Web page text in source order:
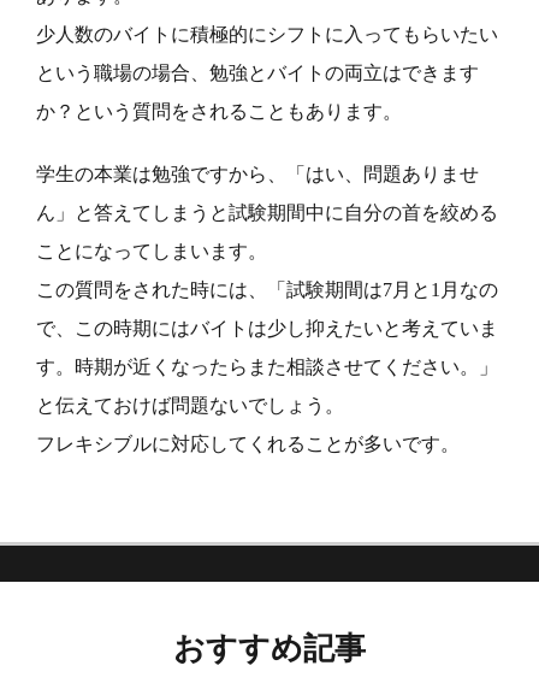
少人数のバイトに積極的にシフトに入ってもらいたい
という職場の場合、勉強とバイトの両立はできます
か？という質問をされることもあります。
学生の本業は勉強ですから、「はい、問題ありませ
ん」と答えてしまうと試験期間中に自分の首を絞める
ことになってしまいます。
この質問をされた時には、「試験期間は7月と1月なの
で、この時期にはバイトは少し抑えたいと考えていま
す。時期が近くなったらまた相談させてください。」
と伝えておけば問題ないでしょう。
フレキシブルに対応してくれることが多いです。
おすすめ記事